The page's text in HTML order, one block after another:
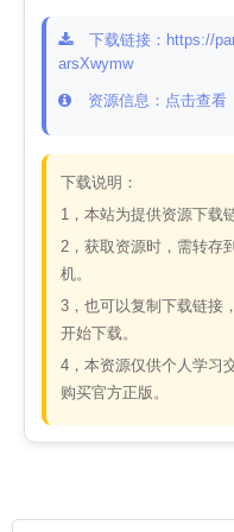
下载链接：https://
arsXwymw
资源信息：点击查看
下载说明：
1，本站为提供资源下载
2，获取资源时，需转存
机。
3，也可以复制下载链接
开始下载。
4，本资源仅供个人学习
购买官方正版。